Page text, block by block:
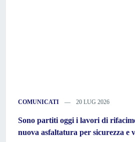
COMUNICATI 20 LUG 2026
Sono partiti oggi i lavori di
nuova asfaltatura per sicurezza e